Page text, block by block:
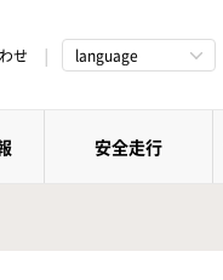
せ language
安全走行